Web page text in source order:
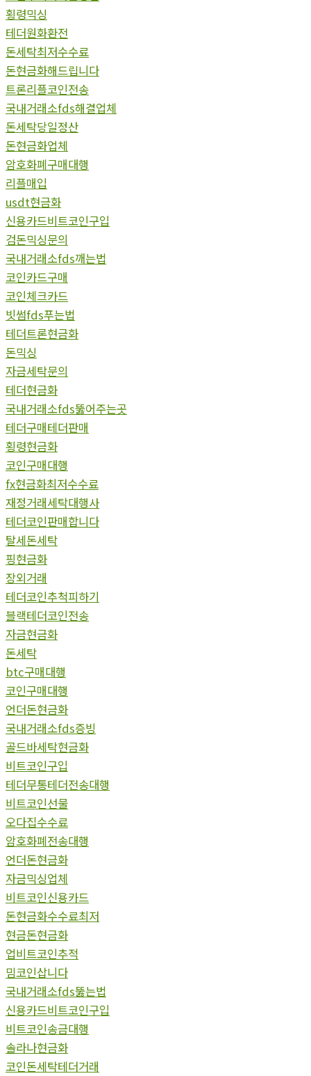
횡령믹싱
테더원화환전
돈세탁최저수수료
돈현금화해드립니다
트론리플코인전송
국내거래소fds해결업체
돈세탁당일정산
돈현금화업체
암호화폐구매대행
리플매입
usdt현금화
신용카드비트코인구입
검돈믹싱문의
국내거래소fds깨는법
코인카드구매
코인체크카드
빗썸fds푸는법
테더트론현금화
돈믹싱
자금세탁문의
테더현금화
국내거래소fds뚫어주는곳
테더구매테더판매
횡령현금화
코인구매대행
fx현금화최저수수료
재정거래세탁대행사
테더코인판매합니다
탈세돈세탁
핑현금화
장외거래
테더코인추척피하기
블랙테더코인전송
자금현금화
돈세탁
btc구매대행
코인구매대행
언더돈현금화
국내거래소fds증빙
골드바세탁현금화
비트코인구입
테더무통테더전송대행
비트코인선물
오다집수수료
암호화폐전송대행
언더돈현금화
자금믹싱업체
비트코인신용카드
돈현금화수수료최저
현금돈현금화
업비트코인추적
밈코인삽니다
국내거래소fds뚫는법
신용카드비트코인구입
비트코인송금대행
솔라나현금화
코인돈세탁테더거래